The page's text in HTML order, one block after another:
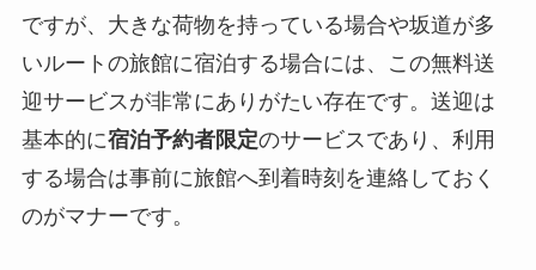
ですが、大きな荷物を持っている場合や坂道が多
いルートの旅館に宿泊する場合には、この無料送
迎サービスが非常にありがたい存在です。送迎は
基本的に宿泊予約者限定のサービスであり、利用
する場合は事前に旅館へ到着時刻を連絡しておく
のがマナーです。